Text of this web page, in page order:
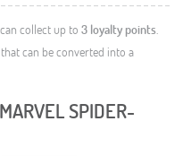
collect up to 3 loyalty points.
that can be converted into a
SPIDER-